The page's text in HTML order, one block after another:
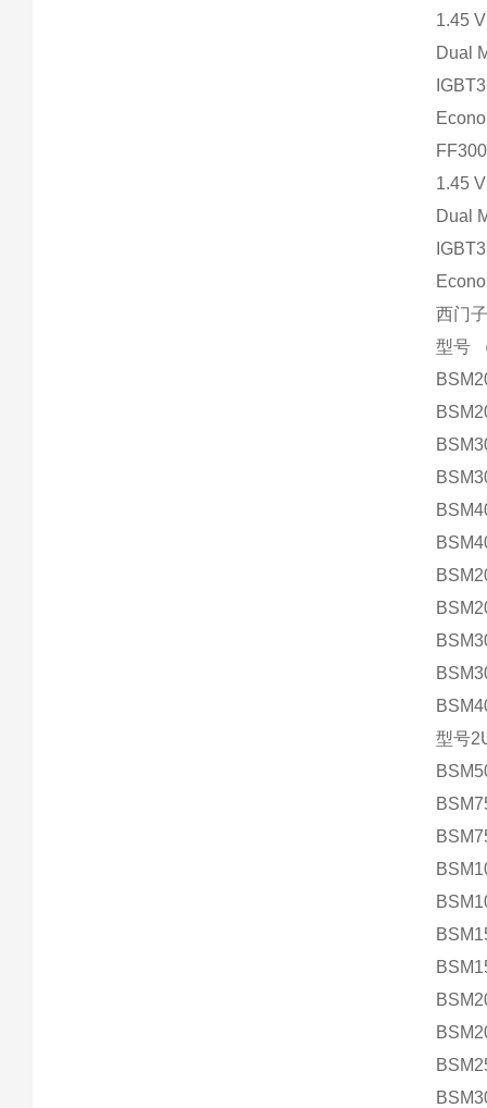
1.45
Dual
1.45
Dual
西门
型号
型号